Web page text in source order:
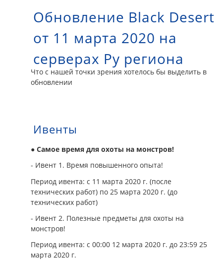
О сайте
Обновление Black Desert
от 11 марта 2020 на
серверах Ру региона
Что с нашей точки зрения хотелось бы выделить в
обновлении
Ивенты
● Самое время для охоты на монстров!
- Ивент 1. Время повышенного опыта!
Период ивента: с 11 марта 2020 г. (после
технических работ) по 25 марта 2020 г. (до
технических работ)
- Ивент 2. Полезные предметы для охоты на
монстров!
Период ивента: с 00:00 12 марта 2020 г. до 23:59 25
марта 2020 г.